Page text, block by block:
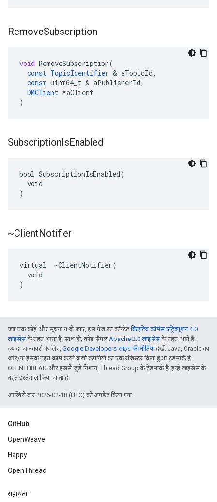
RemoveSubscription
void RemoveSubscription(
const TopicIdentifier & aTopicId,
const uint64_t & aPublisherId,
DMClient *aClient
)
SubscriptionIsEnabled
bool SubscriptionIsEnabled(
  void
)
~ClientNotifier
virtual  ~ClientNotifier(
  void
)
जब तक कोई और सूचना न दी जाए, इस पेज का कॉन्टेंटक्रिएटिव कॉमंस एट्रिब्यूशन 4.0
लाइसेंसके तहत आता है. साथ ही, कोड सैंपलApache 2.0 लाइसेंसके तहत आते हैं.
ज़्यादा जानकारी के लिए, Google Developers साइट की नीतियांदेखें. Java, Oracle का
और/या इसके तहत काम करने वाली कंपनियों का एक रजिस्टर किया हुआ ट्रेडमार्क है.
OPENTHREAD और इससे जुड़े निशान, Thread Group के ट्रेडमार्क हैं. इन्हें लाइसेंस के
तहत इस्तेमाल किया जाता है.
आखिरी बार 2026-02-18 (UTC) को अपडेट किया गया.
GitHub
OpenWeave
Happy
OpenThread
सहायता